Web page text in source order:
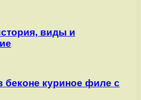
виды и
беконе куриное филе с